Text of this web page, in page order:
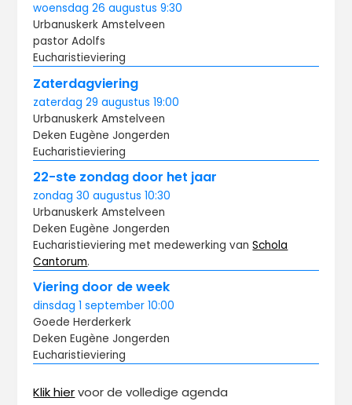
woensdag 26 augustus9:30
Urbanuskerk Amstelveen
pastor Adolfs
Eucharistieviering
Zaterdagviering
zaterdag 29 augustus19:00
Urbanuskerk Amstelveen
Deken Eugène Jongerden
Eucharistieviering
22-ste zondag door het jaar
zondag 30 augustus10:30
Urbanuskerk Amstelveen
Deken Eugène Jongerden
Eucharistieviering met medewerking vanSchola
Cantorum.
Viering door de week
dinsdag 1 september10:00
Goede Herderkerk
Deken Eugène Jongerden
Eucharistieviering
Klik hiervoor de volledige agenda